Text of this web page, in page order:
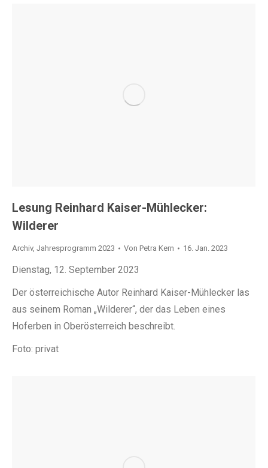
Lesung Reinhard Kaiser-Mühlecker:
Wilderer
Archiv, Jahresprogramm 2023 Von Petra Kern 16. Jan. 2023
Dienstag, 12. September 2023
Der österreichische Autor Reinhard Kaiser-Mühlecker las
aus seinem Roman „Wilderer“, der das Leben eines
Hoferben in Oberösterreich beschreibt.
Foto: privat